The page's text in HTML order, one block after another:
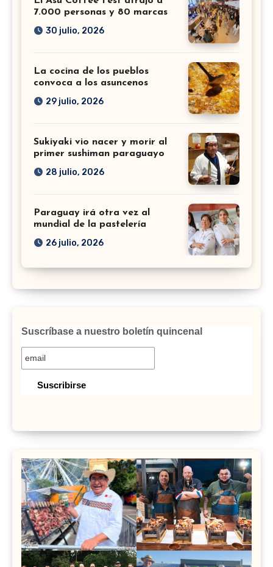
7.000 personas y 80 marcas
30 julio, 2026
La cocina de los pueblos
convoca a los asuncenos
29 julio, 2026
Sukiyaki vio nacer y morir al
primer sushiman paraguayo
28 julio, 2026
Paraguay irá otra vez al
mundial de la pastelería
26 julio, 2026
Suscríbase a nuestro boletín quincenal